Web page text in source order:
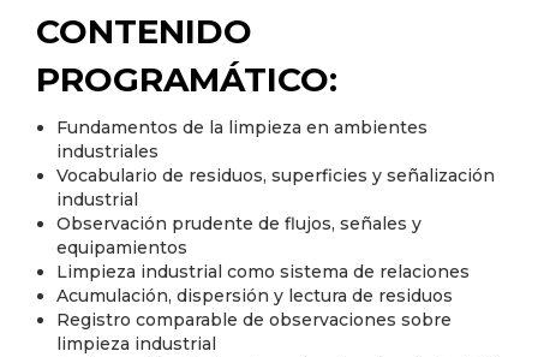
CONTENIDO
PROGRAMÁTICO:
Fundamentos de la limpieza en ambientes
industriales
Vocabulario de residuos, superficies y señalización
industrial
Observación prudente de flujos, señales y
equipamientos
Limpieza industrial como sistema de relaciones
Acumulación, dispersión y lectura de residuos
Registro comparable de observaciones sobre
limpieza industrial